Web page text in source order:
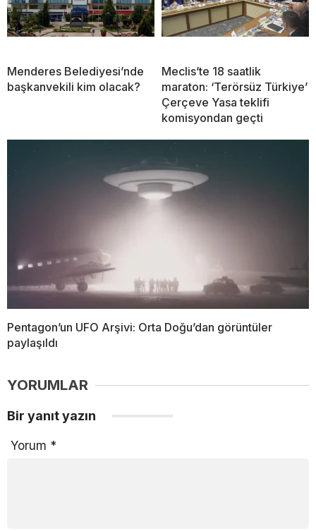
Menderes Belediyesi’nde
başkanvekili kim olacak?
Meclis’te 18 saatlik
maraton: ‘Terörsüz Türkiye’
Çerçeve Yasa teklifi
komisyondan geçti
Pentagon’un UFO Arşivi: Orta Doğu’dan görüntüler
paylaşıldı
YORUMLAR
Bir yanıt yazın
Yorum *